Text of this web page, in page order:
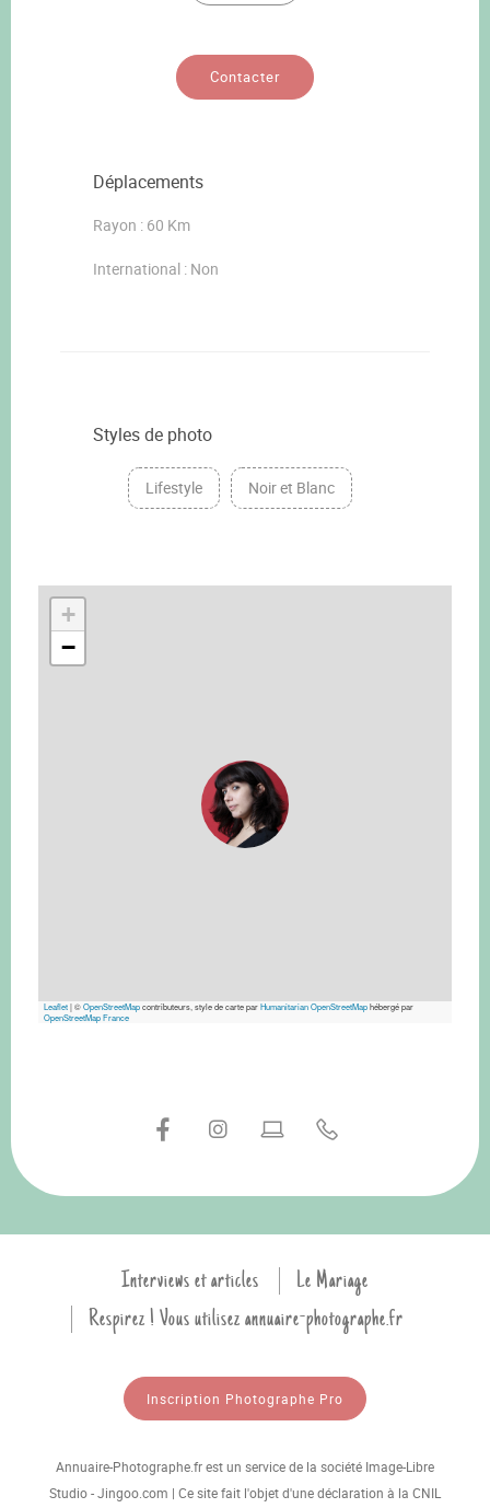
Contacter
Déplacements
Rayon : 60 Km
International : Non
Styles de photo
Lifestyle Noir et Blanc
+
−
Leaflet|©OpenStreetMapcontributeurs, style de carte parHumanitarian OpenStreetMaphébergé par
OpenStreetMap France
Interviews et articles
Le Mariage
Respirez ! Vous utilisez annuaire-photographe.fr
Inscription Photographe Pro
Annuaire-Photographe.fr est un service de la société Image-Libre
Studio - Jingoo.com | Ce site fait l'objet d'une déclaration à la CNIL